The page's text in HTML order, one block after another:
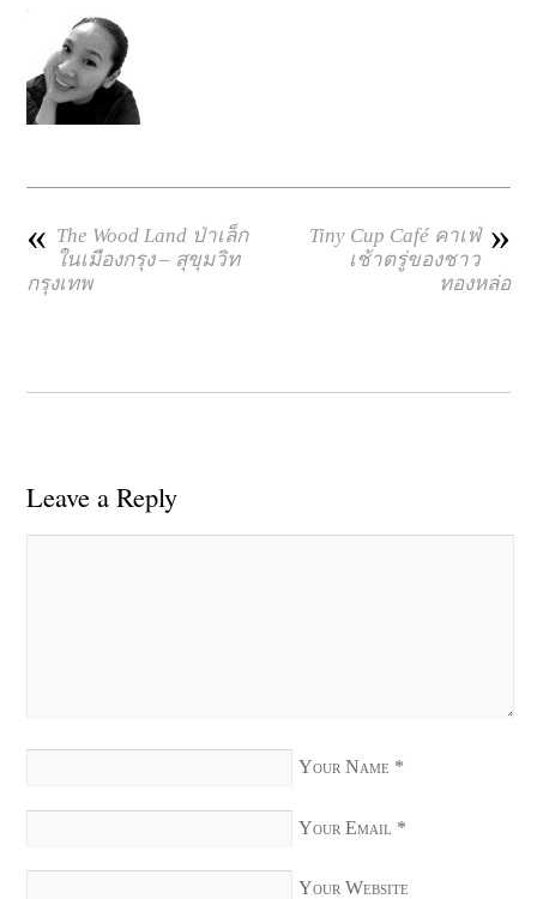
« The Wood Land ป่าเล็ก
ในเมืองกรุง – สุขุมวิท
กรุงเทพ
»
Tiny Cup Café คาเฟ่
เช้าตรู่ของชาว
ทองหล่อ
Leave a Reply
Your Name *
Your Email *
Your Website